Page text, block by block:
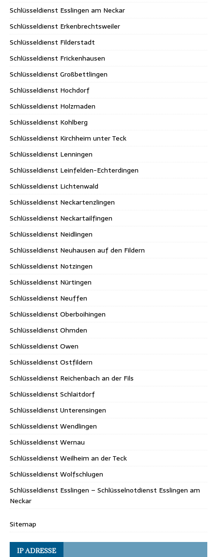
Schlüsseldienst Esslingen am Neckar
Schlüsseldienst Erkenbrechtsweiler
Schlüsseldienst Filderstadt
Schlüsseldienst Frickenhausen
Schlüsseldienst Großbettlingen
Schlüsseldienst Hochdorf
Schlüsseldienst Holzmaden
Schlüsseldienst Kohlberg
Schlüsseldienst Kirchheim unter Teck
Schlüsseldienst Lenningen
Schlüsseldienst Leinfelden-Echterdingen
Schlüsseldienst Lichtenwald
Schlüsseldienst Neckartenzlingen
Schlüsseldienst Neckartailfingen
Schlüsseldienst Neidlingen
Schlüsseldienst Neuhausen auf den Fildern
Schlüsseldienst Notzingen
Schlüsseldienst Nürtingen
Schlüsseldienst Neuffen
Schlüsseldienst Oberboihingen
Schlüsseldienst Ohmden
Schlüsseldienst Owen
Schlüsseldienst Ostfildern
Schlüsseldienst Reichenbach an der Fils
Schlüsseldienst Schlaitdorf
Schlüsseldienst Unterensingen
Schlüsseldienst Wendlingen
Schlüsseldienst Wernau
Schlüsseldienst Weilheim an der Teck
Schlüsseldienst Wolfschlugen
Schlüsseldienst Esslingen – Schlüsselnotdienst Esslingen am
Neckar
Sitemap
IP ADRESSE